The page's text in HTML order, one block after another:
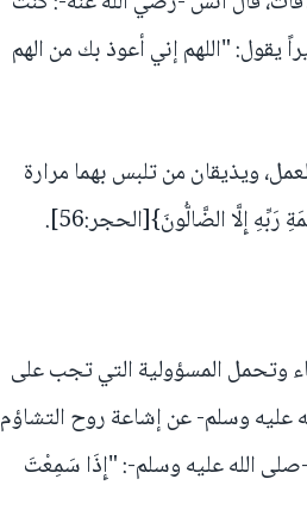
يقول: "اللهم إني أعوذ بك من الهم
ويذيقان من تلبس بهما مرارة
إِلَّا الضَّالُّونَ}[الحجر:56].
وتحمل المسؤولية التي تجب على
عليه وسلم- عن إشاعة روح التشاؤم
-صلى الله عليه وسلم-: "إِذَا سَمِعْتَ